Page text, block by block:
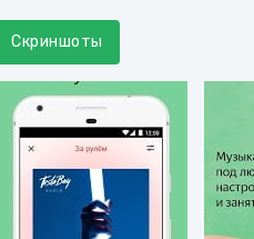
Скриншоты